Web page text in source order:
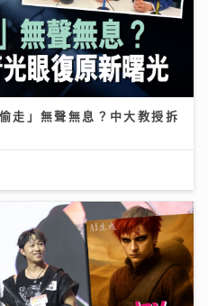
走」無聲無息？中大教授拆